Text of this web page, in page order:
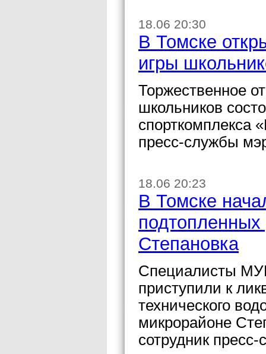
18.06 20:30
В Томске
игры
Торжественное
школьников
спорткомплекса
пресс-службы
18.06 20:23
В Томске
подтопленных
Степановка
Специалисты
приступили к
технического
микрорайоне
сотрудник